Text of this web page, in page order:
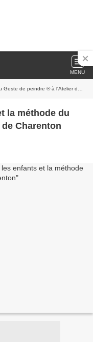
MENU
peindre ® à l'Atelier de Charenton
la méthode du
Charenton